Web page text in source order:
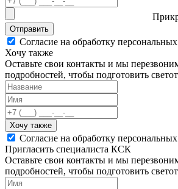
Отправить
Согласие на обработку
Хочу также
Оставьте свои контакты и мы
подробностей, чтобы подготовить
Хочу также
Согласие на обработку
Пригласить специалиста КСК
Оставьте свои контакты и мы
подробностей, чтобы подготовить